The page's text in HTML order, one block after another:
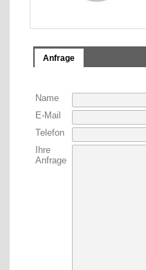
Anfrage
Name
E-Mail
Telefon
Ihre
Anfrage